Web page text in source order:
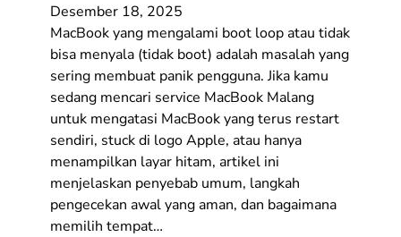
Desember 18, 2025
MacBook yang mengalami boot loop atau tidak
bisa menyala (tidak boot) adalah masalah yang
sering membuat panik pengguna. Jika kamu
sedang mencari service MacBook Malang
untuk mengatasi MacBook yang terus restart
sendiri, stuck di logo Apple, atau hanya
menampilkan layar hitam, artikel ini
menjelaskan penyebab umum, langkah
pengecekan awal yang aman, dan bagaimana
memilih tempat…